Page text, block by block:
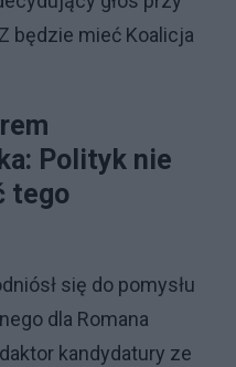
będzie mieć Koalicja
Polityk nie
tego
się do pomysłu
dla Romana
kandydatury ze